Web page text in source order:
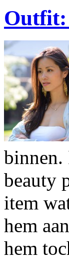
Outfit:
binnen.
beauty
item
hem
hem